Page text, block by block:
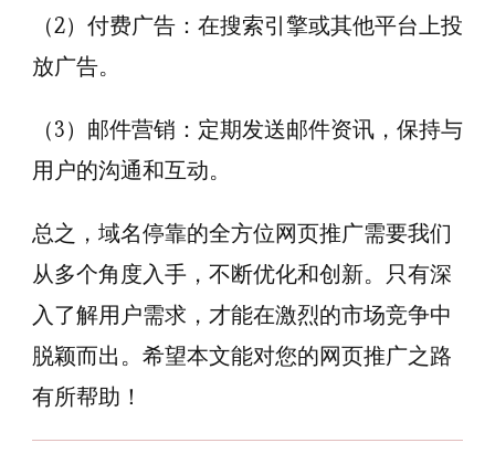
（2）付费广告：在搜索引擎或其他平台上投
放广告。
（3）邮件营销：定期发送邮件资讯，保持与
用户的沟通和互动。
总之，域名停靠的全方位网页推广需要我们
从多个角度入手，不断优化和创新。只有深
入了解用户需求，才能在激烈的市场竞争中
脱颖而出。希望本文能对您的网页推广之路
有所帮助！